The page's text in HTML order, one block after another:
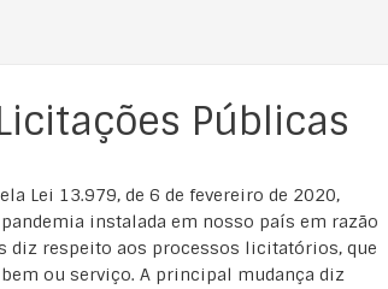
Públicas
Lei 13.979, de 6 de fevereiro de 2020,
instalada em nosso país em razão
diz respeito aos processos licitatórios, que
ou serviço. A principal mudança diz